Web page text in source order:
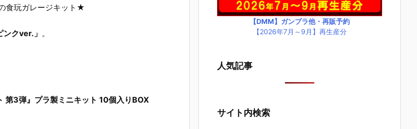
食玩ガレージキット★
ンクver.」 。
第3弾』プラ製ミニキット 10個入りBOX
【DMM】ガンプラ他・再販予約
【2026年7月～9月】再生産分
人気記事
サイト内検索